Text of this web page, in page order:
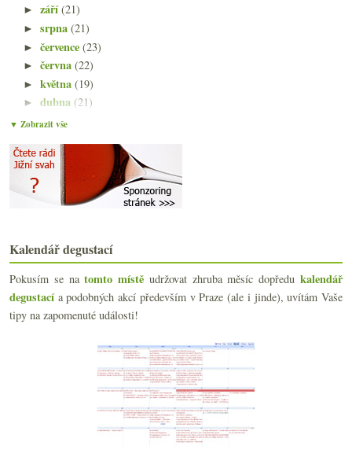
►září(21)
►srpna(21)
►července(23)
►června(22)
►května(19)
►dubna (21)
▼března
Uherské Hradiště, Brod a víno z Lidlu
Průmyslové bio a něco jídla ve vlaku
Champagne seminář v Brně
Dvě levné stálice v mé chladničce
Nesířená beruška, protišmejdská novela vinařského ...
Přehlídka vín z Kalifornie
Polozapomenutá Marsala
ZDAR tasmánskému pinotu!
Pár cizojazyčných termínů k procvičení znalostí
Nadšení z ryzlinku od Kreydenweisse
Sponzoring blogu po čtvrt roce
Hans Czerny aktivní ve vinici a líný ve sklepě
Očekávání s Devítkou, Barricadiero a degu sety
Láhev růžovky místo květiny, něžná poznámka a prod...
Jura, Marche a Franciacorta
Bordeaux/Burgundsko a odvěká rivalita
▼ Zobrazit vše
Kalendář degustací
Pokusím se natomto místě udržovat zhruba měsíc dopředukalendář
degustacía podobných akcí především v Praze (ale i jinde), uvítám Vaše
tipy na zapomenuté události!